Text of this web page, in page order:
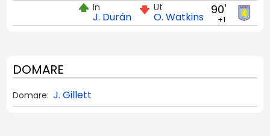
90'
+1
Ut
O. Watkins
In
J. Durán
DOMARE
Domare: J. Gillett